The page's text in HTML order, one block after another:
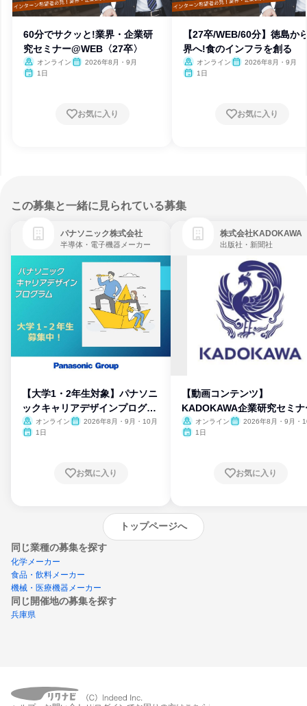
60分でサクッと!業界・企業研
究セミナー@WEB〈27卒〉
オンライン
2026年8月・9月
1日
お気に入り
【27卒/WEB/60分】徳島か
界へ!食のインフラを創る
オンライン
2026年8月・9月
1日
お気に入り
この募集と一緒に見られている募集
パナソニック株式会社
半導体・電子機器メーカー
【大学1・2年生対象】パナソニ
ックキャリアデザインプログラ
ム
オンライン
2026年8月・9月・10月
1日
お気に入り
株式会社KADOKAWA
出版社・新聞社
【動画コンテンツ】
KADOKAWA企業研究セミナ
オンライン
2026年8月・9月・
1日
お気に入り
トップページへ
同じ業種の募集を探す
化学メーカー
食品・飲料メーカー
機械・医療機器メーカー
同じ開催地の募集を探す
兵庫県
エントリーするとプログラムの詳細案内を